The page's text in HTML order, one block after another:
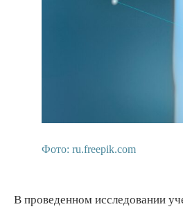
Фото: ru.freepik.com
В проведенном исследовании